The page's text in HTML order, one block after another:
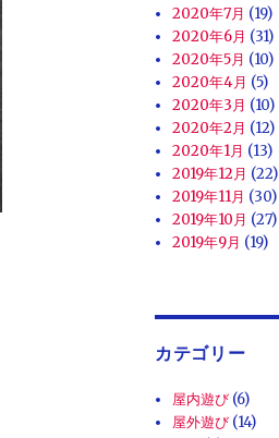
2020年7月 (19)
2020年6月 (31)
2020年5月 (10)
2020年4月 (5)
2020年3月 (10)
2020年2月 (12)
2020年1月 (13)
2019年12月 (22)
2019年11月 (30)
2019年10月 (27)
2019年9月 (19)
カテゴリー
屋内遊び (6)
屋外遊び (14)